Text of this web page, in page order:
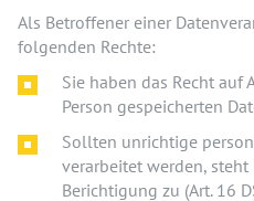
Als Betroffener einer
folgenden Rechte:
Sie haben das Recht auf
Person gespeicherten
Sollten unrichtige
verarbeitet werden,
Berichtigung zu (Art. 16